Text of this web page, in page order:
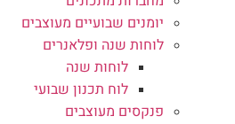
יומנים שבועיים מעוצבים
לוחות שנה ופלאנרים
לוחות שנה
לוח תכנון שבועי
פנקסים מעוצבים